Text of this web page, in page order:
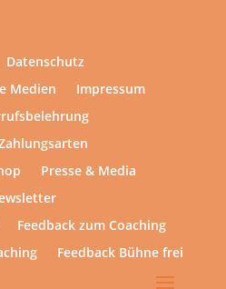
Datenschutz
Medien
Impressum
Presse & Media
Feedback zum Coaching
Feedback Bühne frei